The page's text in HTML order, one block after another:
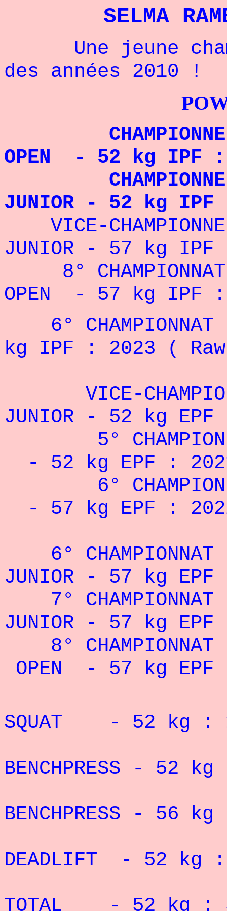
SELMA
Une jeune
des années 2010 !
CHAMPIONNE DU
OPEN - 52 kg IPF
CHAMPIONNE DU
JUNIOR - 52 kg
VICE-CHAMPIONNE
JUNIOR - 57 kg IPF
8° CHAMPIONNAT
OPEN
- 57 kg IPF :
6° CHAMPIONNAT
kg IPF : 2023 (
VICE-
JUNIOR - 52 kg
5°
- 52 kg EPF :
6°
- 57 kg EPF :
6° CHAMPIONNAT
JUNIOR - 57 kg
7° CHAMPIONNAT
JUNIOR - 57 kg
8° CHAMPIONNAT
OPEN - 57 kg
SQUAT - 52 kg :
BENCHPRESS - 52
BENCHPRESS - 56 kg
DEADLIFT - 52 kg
TOTAL - 52 kg :